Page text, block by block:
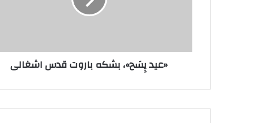
«عید پِسَح»، بشکه باروت قدس اشغالی